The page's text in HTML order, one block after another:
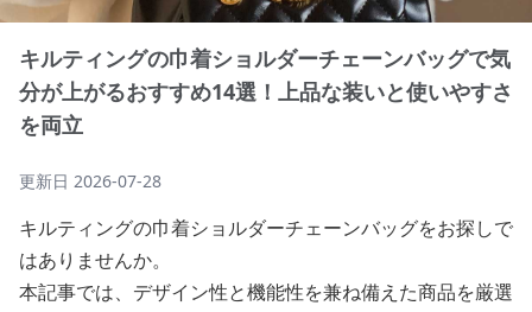
キルティングの巾着ショルダーチェーンバッグで気
分が上がるおすすめ14選！上品な装いと使いやすさ
を両立
更新日 2026-07-28
キルティングの巾着ショルダーチェーンバッグをお探しで
はありませんか。
本記事では、デザイン性と機能性を兼ね備えた商品を厳選